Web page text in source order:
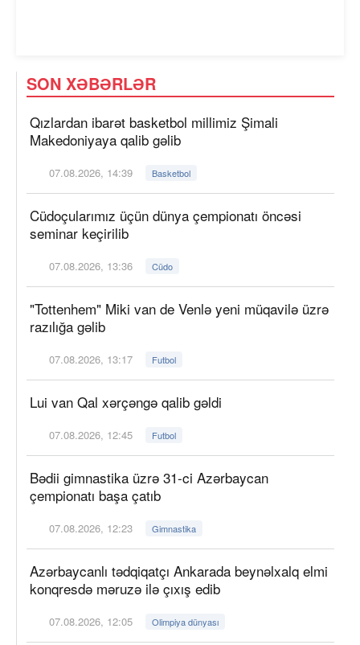
SON XƏBƏRLƏR
Qızlardan ibarət basketbol millimiz Şimali
Makedoniyaya qalib gəlib
07.08.2026, 14:39 Basketbol
Cüdoçularımız üçün dünya çempionatı öncəsi
seminar keçirilib
07.08.2026, 13:36 Cüdo
"Tottenhem" Miki van de Venlə yeni müqavilə üzrə
razılığa gəlib
07.08.2026, 13:17 Futbol
Lui van Qal xərçəngə qalib gəldi
07.08.2026, 12:45 Futbol
Bədii gimnastika üzrə 31-ci Azərbaycan
çempionatı başa çatıb
07.08.2026, 12:23 Gimnastika
Azərbaycanlı tədqiqatçı Ankarada beynəlxalq elmi
konqresdə məruzə ilə çıxış edib
07.08.2026, 12:05 Olimpiya dünyası